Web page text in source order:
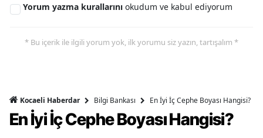
Yorum yazma kurallarını okudum ve kabul ediyorum
* Bu içerik ile ilgili yorum yok, ilk yorumu siz yazın, tartışalım *
Kocaeli Haberdar Bilgi Bankası En İyi İç Cephe Boyası Hangisi?
En İyi İç Cephe Boyası Hangisi?